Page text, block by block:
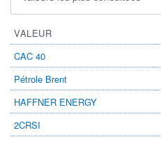
VALEUR
CAC 40
Pétrole Brent
HAFFNER ENERGY
2CRSI